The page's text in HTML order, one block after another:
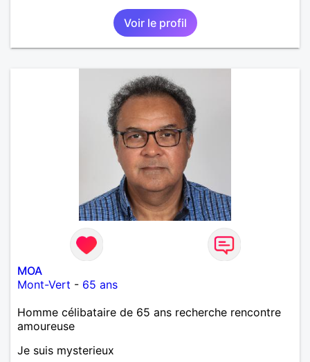
Voir le profil
MOA
Mont-Vert - 65 ans
Homme célibataire de 65 ans recherche rencontre
amoureuse
Je suis mysterieux